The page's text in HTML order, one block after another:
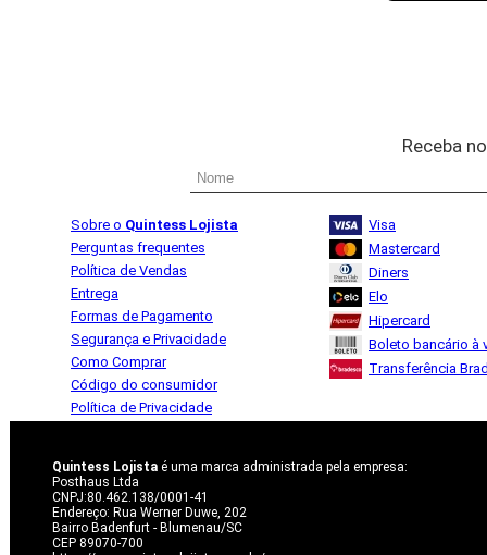
Receba
Sobre o Quintess Lojista
Perguntas frequentes
Política de Vendas
Entrega
Formas de Pagamento
Segurança e Privacidade
Como Comprar
Código do consumidor
Política de Privacidade
Visa
Mastercard
Diners
Elo
Hipercard
Boleto bancário à
Transferência
Quintess Lojista é uma marca administrada pela empresa:
Posthaus Ltda
CNPJ:80.462.138/0001-41
Endereço: Rua Werner Duwe, 202
Bairro Badenfurt - Blumenau/SC
CEP 89070-700